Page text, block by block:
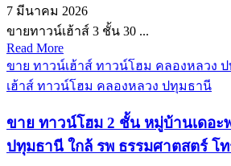
7 มีนาคม 2026
ขายทาวน์เฮ้าส์ 3 ชั้น 30 ...
Read More
ขาย ทาวน์เฮ้าส์ ทาวน์โฮม คลองหลวง
เฮ้าส์ ทาวน์โฮม คลองหลวง ปทุมธานี
ขาย ทาวน์โฮม 2 ชั้น หมู่บ้านเดอะ
ปทุมธานี ใกล้ รพ ธรรมศาตสตร์ โท